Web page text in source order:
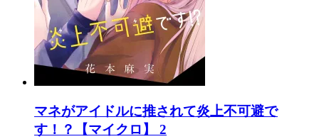
マネがアイドルに推されて炎上不可避で
す！？【マイクロ】 2